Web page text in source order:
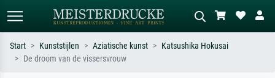
Start Kunststijlen Aziatische kunst
Katsushika Hokusai
De droom van de vissersvrouw